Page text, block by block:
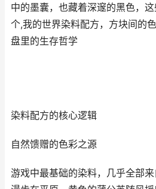
中的墨囊，也藏着深邃的黑色，
个,我的世界染料配方，方块间的
盘里的生存哲学
染料配方的核心逻辑
自然馈赠的色彩之源
游戏中最基础的染料，几乎全部来